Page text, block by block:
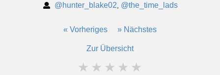
@hunter_blake02 @the_time_lads
« Vorheriges » Nächstes
Zur Übersicht
★ ★ ★ ★ ★